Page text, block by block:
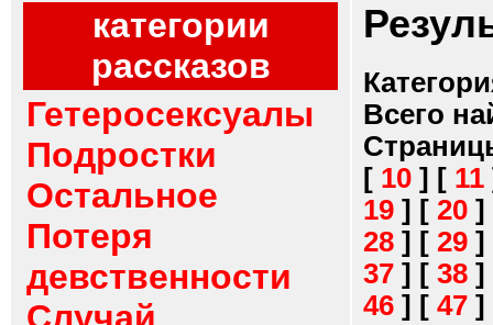
категории
рассказов
Гетеросексуалы
Подростки
Остальное
Потеря
девственности
Всего
[ 10 ] [ 11
19 ] [ 20 ]
28 ] [ 29 ]
37 ] [ 38 ]
46 ] [ 47 ]